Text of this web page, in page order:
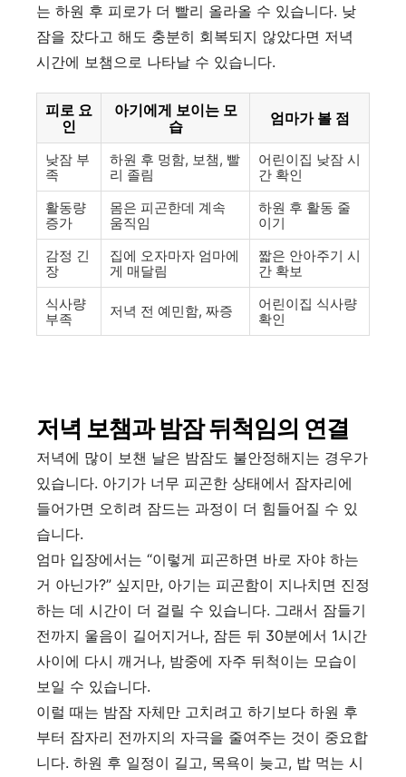
는 하원 후 피로가 더 빨리 올라올 수 있습니다. 낮
잠을 잤다고 해도 충분히 회복되지 않았다면 저녁
시간에 보챔으로 나타날 수 있습니다.
피로 요
인
아기에게 보이는 모
습
엄마가 볼 점
낮잠 부
족
하원 후 멍함, 보챔, 빨
리 졸림
어린이집 낮잠 시
간 확인
활동량
증가
몸은 피곤한데 계속
움직임
하원 후 활동 줄
이기
감정 긴
장
집에 오자마자 엄마에
게 매달림
짧은 안아주기 시
간 확보
식사량
부족
저녁 전 예민함, 짜증
어린이집 식사량
확인
저녁 보챔과 밤잠 뒤척임의 연결
저녁에 많이 보챈 날은 밤잠도 불안정해지는 경우가
있습니다. 아기가 너무 피곤한 상태에서 잠자리에
들어가면 오히려 잠드는 과정이 더 힘들어질 수 있
습니다.
엄마 입장에서는 “이렇게 피곤하면 바로 자야 하는
거 아닌가?” 싶지만, 아기는 피곤함이 지나치면 진정
하는 데 시간이 더 걸릴 수 있습니다. 그래서 잠들기
전까지 울음이 길어지거나, 잠든 뒤 30분에서 1시간
사이에 다시 깨거나, 밤중에 자주 뒤척이는 모습이
보일 수 있습니다.
이럴 때는 밤잠 자체만 고치려고 하기보다 하원 후
부터 잠자리 전까지의 자극을 줄여주는 것이 중요합
니다. 하원 후 일정이 길고, 목욕이 늦고, 밥 먹는 시